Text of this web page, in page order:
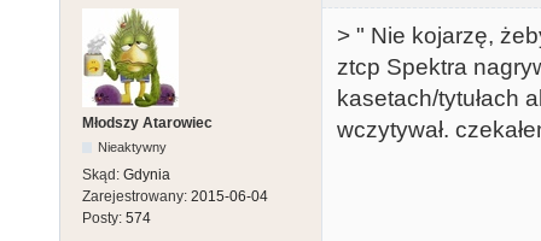
Młodszy Atarowiec
Nieaktywny
Skąd: Gdynia
Zarejestrowany: 2015-06-04
Posty: 574
> " Nie kojarzę,
ztcp Spektra
kasetach/tytułach
wczytywał.